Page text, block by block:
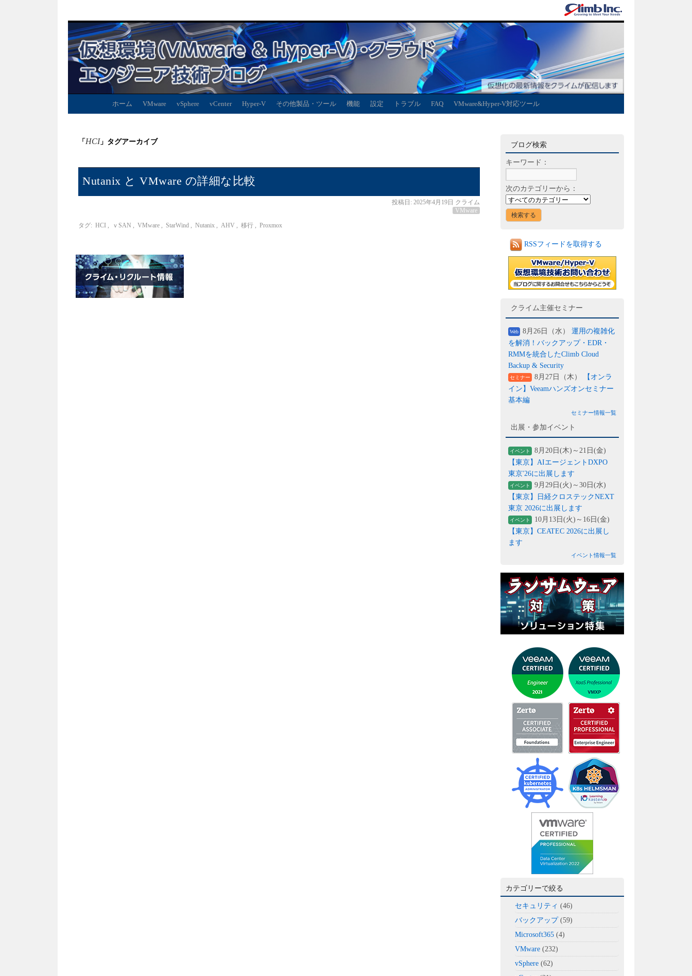
ホーム VMware vSphere vCenter Hyper-V その他製品・ツール 機能 設定 トラブル FAQ VMware&Hyper-V対応ツール
「 HCI 」タグアーカイブ
Nutanix と VMware の詳細な比較
投稿日: 2025年4月19日 クライム
VMware
タグ: HCI , ｖSAN , VMware , StarWind , Nutanix , AHV , 移行 , Proxmox
ブログ検索
キーワード：
次のカテゴリーから：
RSSフィードを取得する
クライム主催セミナー
Web 8月26日（水） 運用の複雑化
を解消！バックアップ・EDR・
RMMを統合したClimb Cloud
Backup & Security
セミナー 8月27日（木）
【オンラ
イン】Veeamハンズオンセミナー
基本編
セミナー情報一覧
出展・参加イベント
イベント
8月20日(木)～21日(金)
【東京】AIエージェントDXPO
東京'26に出展します
イベント
9月29日(火)～30日(水)
【東京】日経クロステックNEXT
東京 2026に出展します
イベント
10月13日(火)～16日(金)
【東京】CEATEC 2026に出展し
ます
イベント情報一覧
カテゴリーで絞る
セキュリティ (46)
バックアップ(59)
Microsoft365 (4)
VMware (232)
vSphere (62)